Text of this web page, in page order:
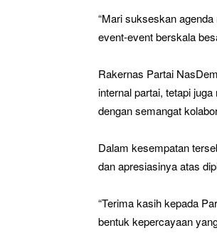
“Mari sukseskan
event-event berskala
Rakernas Partai
internal partai, tetapi
dengan semangat
Dalam kesempatan
dan apresiasinya atas
“Terima kasih kepada
bentuk kepercayaan